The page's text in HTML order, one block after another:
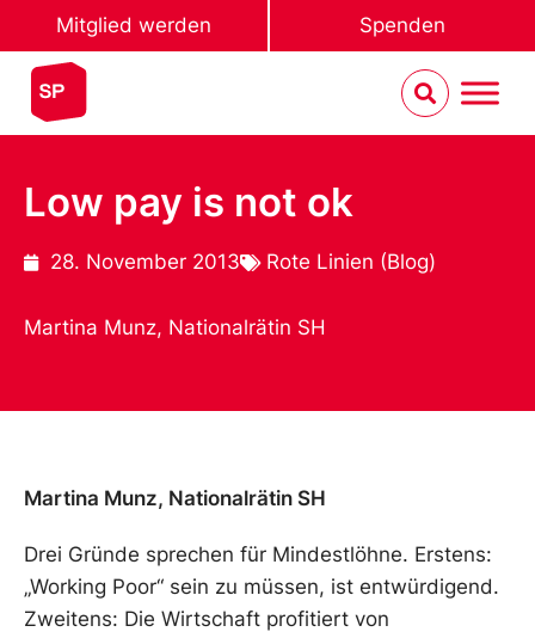
Mitglied werden Spenden
Low pay is not ok
28. November 2013 Rote Linien (Blog)
Martina Munz, Nationalrätin SH
Martina Munz, Nationalrätin SH
Drei Gründe sprechen für Mindestlöhne. Erstens:
„Working Poor“ sein zu müssen, ist entwürdigend.
Zweitens: Die Wirtschaft profitiert von